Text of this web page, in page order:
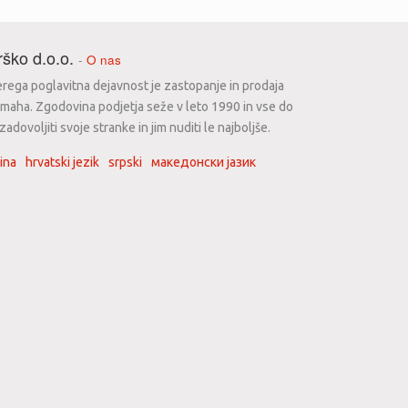
d.o.o. - O nas
poglavitna dejavnost je zastopanje in prodaja
Zgodovina podjetja seže v leto 1990 in vse do
svoje stranke in jim nuditi le najboljše.
hrvatski jezik srpski
македонски јазик